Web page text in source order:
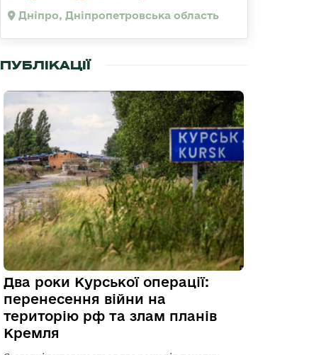
Дніпро, Дніпропетровська область
ПУБЛІКАЦІЇ
Два роки Курської операції:
перенесення війни на
територію рф та злам планів
Кремля